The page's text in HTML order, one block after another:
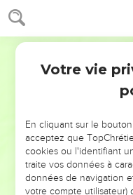
NE
DE
ET SI LEURS
Votre vie
En cliquant sur le
acceptez que
cookies ou l'identifiant
traite vos données à
données de navigation
votre compte utilisateur)